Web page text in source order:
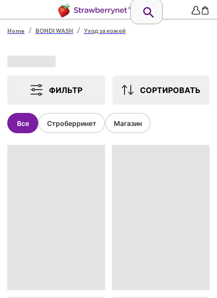
Home / BONDI WASH / Уход за кожей
ФИЛЬТР СОРТИРОВАТЬ
Все Строберринет Магазин